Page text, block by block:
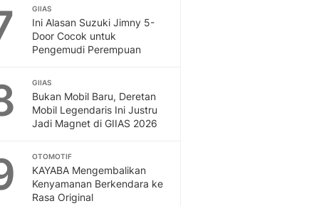
GIIAS
Ini Alasan Suzuki Jimny 5-
Door Cocok untuk
Pengemudi Perempuan
GIIAS
Bukan Mobil Baru, Deretan
Mobil Legendaris Ini Justru
Jadi Magnet di GIIAS 2026
OTOMOTIF
KAYABA Mengembalikan
Kenyamanan Berkendara ke
Rasa Original